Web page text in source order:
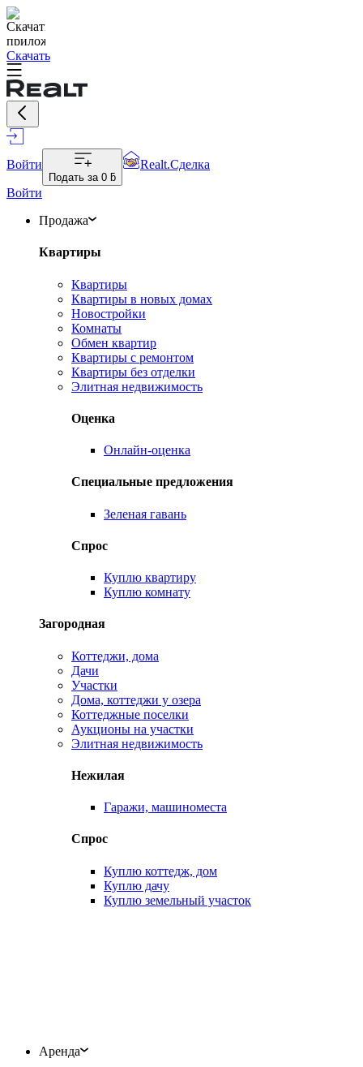
Скачать
Войти
Подать за 0 ƃ
Realt.Сделка
Войти
Продажа
Квартиры
Квартиры
Квартиры в новых домах
Новостройки
Комнаты
Обмен квартир
Квартиры с ремонтом
Квартиры без отделки
Элитная недвижимость
Оценка
Онлайн-оценка
Специальные предложения
Зеленая гавань
Спрос
Куплю квартиру
Куплю комнату
Загородная
Коттеджи, дома
Дачи
Участки
Дома, коттеджи у озера
Коттеджные поселки
Аукционы на участки
Элитная недвижимость
Нежилая
Гаражи, машиноместа
Спрос
Куплю коттедж, дом
Куплю дачу
Куплю земельный участок
Аренда